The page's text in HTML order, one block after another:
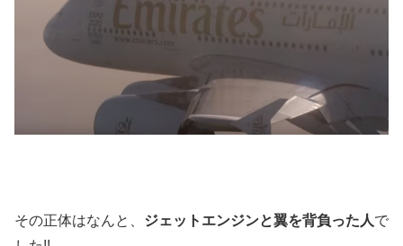
その正体はなんと、 ジェットエンジンと翼を背負った人で